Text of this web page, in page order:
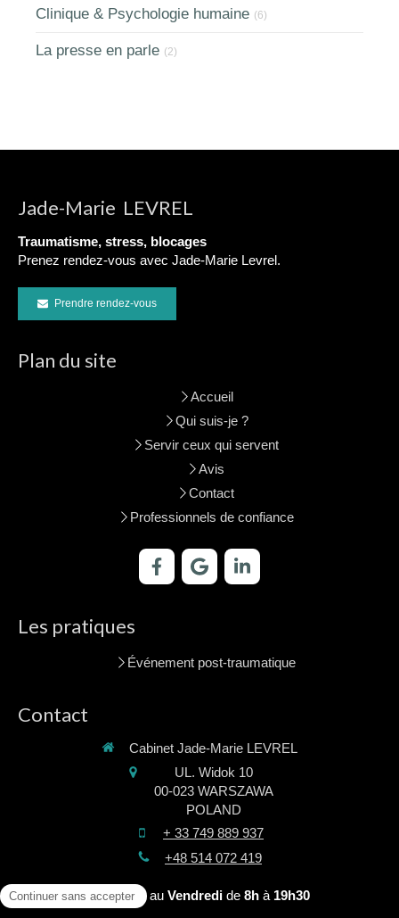
Clinique & Psychologie humaine (6)
La presse en parle (2)
Jade-Marie LEVREL
Traumatisme, stress, blocages
Prenez rendez-vous avec Jade-Marie Levrel.
Prendre rendez-vous
Plan du site
Accueil
Qui suis-je ?
Servir ceux qui servent
Avis
Contact
Professionnels de confiance
Les pratiques
Événement post-traumatique
Contact
Cabinet Jade-Marie LEVREL
UL. Widok 10
00-023 WARSZAWA
POLAND
+ 33 749 889 937
+48 514 072 419
DuLundiau Vendredide 8hà 19h30